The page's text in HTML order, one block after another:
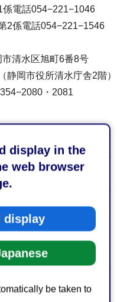
display in the
web browser
display
be taken to
係電話054−221−1046
2係電話054−221−1546
清水区旭町6番8号
静岡市役所清水庁舎2階）
・2081
び年末年始（12月29日